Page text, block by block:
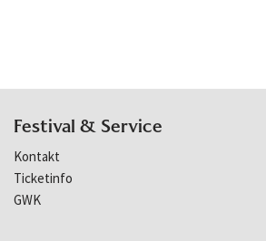
Festival & Service
Kontakt
Ticketinfo
GWK